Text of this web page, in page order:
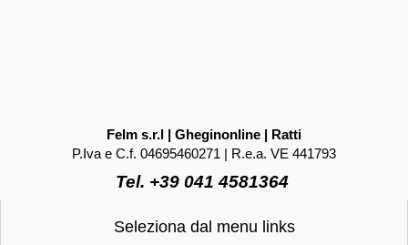
Felm s.r.l | Gheginonline | Ratti
P.Iva e C.f. 04695460271 | R.e.a. VE 441793
Tel. +39 041 4581364
Seleziona dal menu links